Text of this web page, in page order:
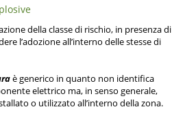
della classe di rischio, in presenza di
l’adozione all’interno delle stesse di
è generico in quanto non identifica
elettrico ma, in senso generale,
o utilizzato all’interno della zona.